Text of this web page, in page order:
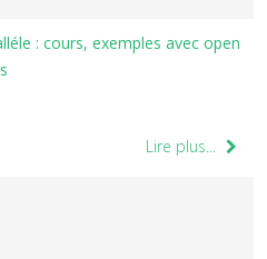
: cours, exemples avec open
Lire plus...